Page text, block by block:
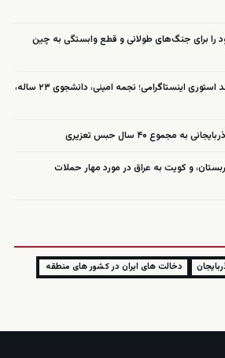
را برای جنگ‌های طولانی و قطع وابستگی به چین
اتهام «محاربه» برای چند استوری اینستاگرامی؛ نجمه امینی، دانشجوی ۲۳ ساله،
مجموع ۴۰ سال حبس تعزیری
و کویت به عراق در مورد مهار حملات
دخالت های ایران در کشور های منطقه